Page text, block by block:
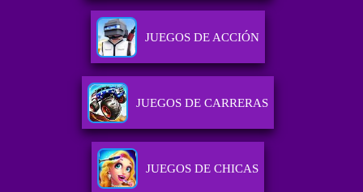
JUEGOS DE ACCIÓN
JUEGOS DE CARRERAS
JUEGOS DE CHICAS